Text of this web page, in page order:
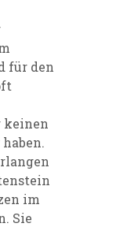
für den
keinen
im
Sie